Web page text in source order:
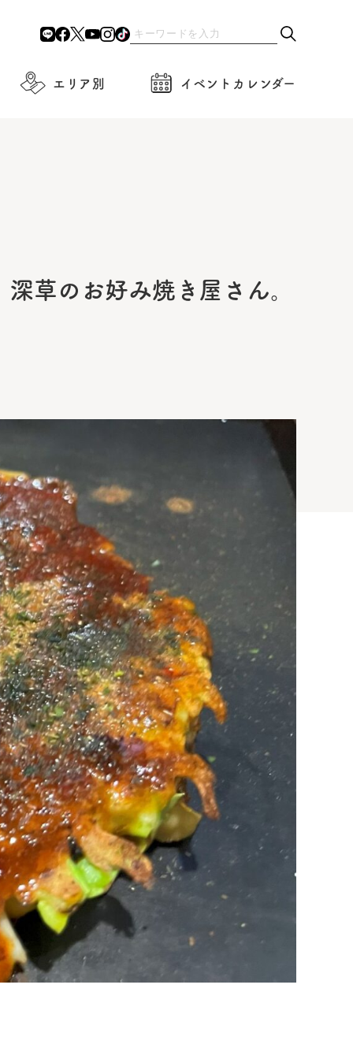
エリア別 イベントカレンダー
草のお好み焼き屋さん。